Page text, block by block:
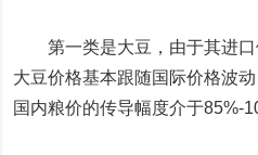
第一类是大豆，由于其进口
大豆价格基本跟随国际价格波
国内粮价的传导幅度介于85%-